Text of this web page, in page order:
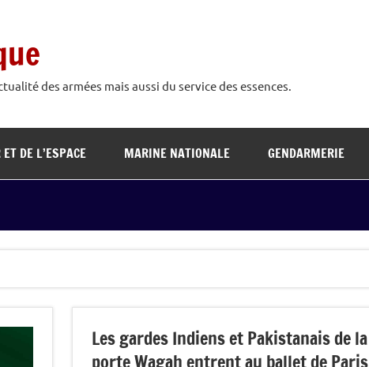
des armées mais aussi du service des essences.
DE L’ESPACE MARINE NATIONALE GENDARMERIE
Les gardes Indiens et Pakistanais de la
porte Wagah entrent au ballet de Paris